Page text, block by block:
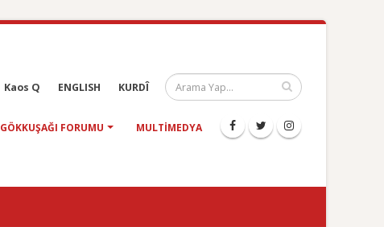
Kaos Q ENGLISH KURDÎ
GÖKKUŞAĞI FORUMU MULTIMEDYA